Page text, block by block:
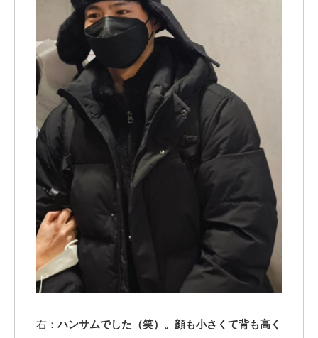
右：ハンサムでした（笑）。顔も小さくて背も高く